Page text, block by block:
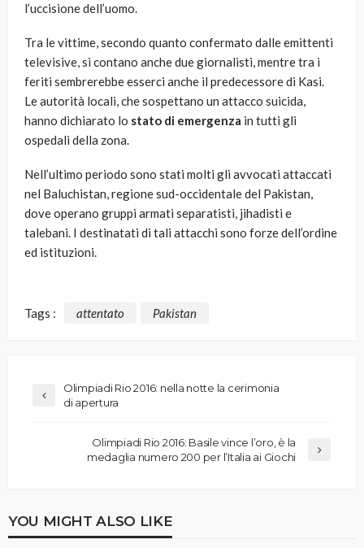
l’uccisione dell’uomo.
Tra le vittime, secondo quanto confermato dalle emittenti
televisive, si contano anche due giornalisti, mentre tra i
feriti sembrerebbe esserci anche il predecessore di Kasi.
Le autorità locali, che sospettano un attacco suicida,
hanno dichiarato lo stato di emergenza in tutti gli
ospedali della zona.
Nell’ultimo periodo sono stati molti gli avvocati attaccati
nel Baluchistan, regione sud-occidentale del Pakistan,
dove operano gruppi armati separatisti, jihadisti e
talebani. I destinatati di tali attacchi sono forze dell’ordine
ed istituzioni.
Tags : attentato Pakistan
Olimpiadi Rio 2016: nella notte la cerimonia
di apertura
Olimpiadi Rio 2016: Basile vince l’oro, è la
medaglia numero 200 per l’Italia ai Giochi
YOU MIGHT ALSO LIKE